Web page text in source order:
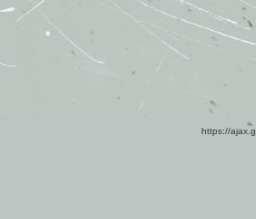
https://